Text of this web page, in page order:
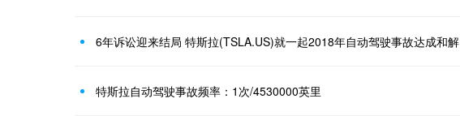
6年诉讼迎来结局 特斯拉(TSLA.US)就一起2018年自动驾驶事故达成和解
特斯拉自动驾驶事故频率：1次/4530000英里